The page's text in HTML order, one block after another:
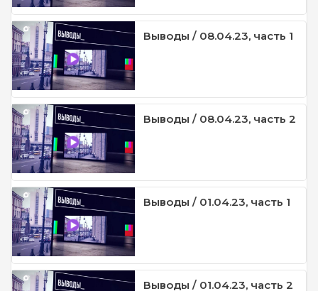
Выводы / 08.04.23, часть 1
Выводы / 08.04.23, часть 2
Выводы / 01.04.23, часть 1
Выводы / 01.04.23, часть 2